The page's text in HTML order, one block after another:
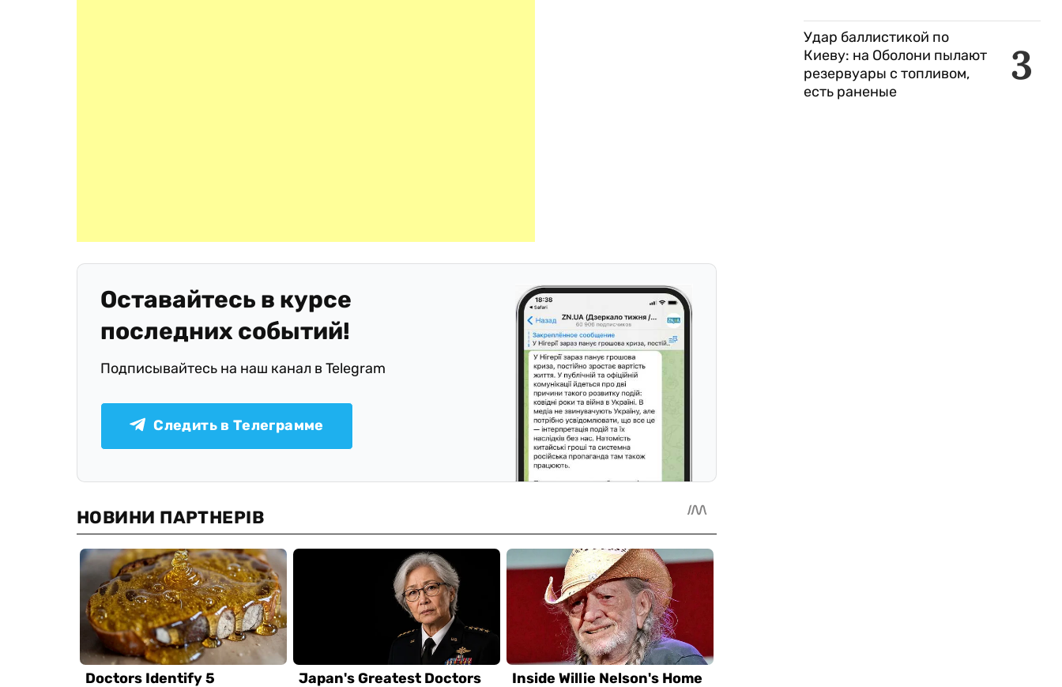
Оставайтесь в курсе
последних событий!
Подписывайтесь на наш канал в Telegram
Следить в Телеграмме
3
Удар баллистикой по
Киеву: на Оболони пылают
резервуары с топливом,
есть раненые